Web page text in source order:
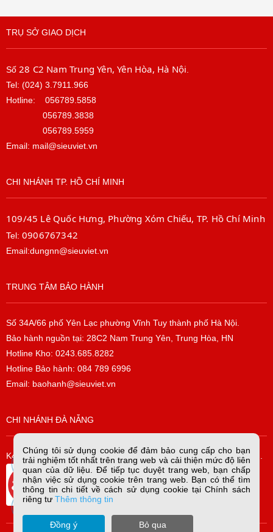
TRỤ SỞ GIAO DỊCH
Số 28 C2 Nam Trung Yên, Yên Hòa, Hà Nội
Tel: (024) 3.7911.966
Hotline: 056789.5858
056789.3838
056789.5959
Email: mail@sieuviet.vn
CHI NHÁNH TP. HỒ CHÍ MINH
109/45 Lê Quốc Hưng, Phường Xóm Chiếu, TP. Hồ Chí Minh
Tel: 0906767342
Email:dungnn@sieuviet.vn
TRUNG TÂM BẢO HÀNH
Số 34A/66 phố Yên Lạc phường Vĩnh Tuy thành phố Hà Nội.
Bảo hành nguồn tại: 28C2 Nam Trung Yên, Trung Hòa, HN
Hotline Kho: 0243.685.8282
Hotline Bảo hành: 084 789 6996
Email: baohanh@sieuviet.vn
CHI NHÁNH ĐÀ NẴNG
K42/H2/14 Tiểu La, P. Hòa Cường Bắc, Q. Hải Châu, TP. Đà Nẵng.
Chúng tôi sử dụng cookie để đảm bảo cung cấp cho bạn
trải nghiệm tốt nhất trên trang web và cải thiện mức độ liên
quan của dữ liệu. Để tiếp tục duyệt trang web, bạn chấp
nhận việc sử dụng cookie trên trang web. Bạn có thể tìm
thông tin chi tiết về cách sử dụng cookie tại Chính sách
riêng tưThêm thông tin
Đồng ý Bỏ qua